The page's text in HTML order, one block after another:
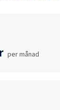
per månad